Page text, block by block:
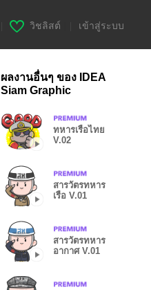
วิชลิสต์ เข้าสู่ระบบ
ผลงานอื่นๆ ของ IDEA
Siam Graphic
ทหารเรือไทย
V.02
สารวัตรทหาร
เรือ V.01
สารวัตรทหาร
อากาศ V.01